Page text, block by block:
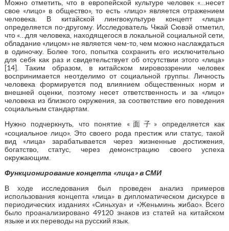
Можно отметить, что в европейской культуре человек «…несет
свое «лицо» в общество», то есть «лицо» является отражением
человека. В китайской лингвокультуре концепт «лица»
определяется по-другому. Исследователь Чжай Сювэй отметил,
что «…для человека, находящегося в локальной социальной сети,
обладание «лицом» не является чем-то, чем можно наслаждаться
в одиночку. Более того, попытка сохранить его исключительно
для себя как раз и свидетельствует об отсутствии этого «лица»
[14]. Таким образом, в китайском мировоззрении человек
воспринимается неотделимо от социальной группы. Личность
человека формируется под влиянием общественных норм и
внешней оценки, поэтому несет ответственность и за «лицо»
человека из близкого окружения, за соответствие его поведения
социальным стандартам.
Нужно подчеркнуть, что понятие «面子» определяется как
«социальное лицо». Это своего рода престиж или статус, такой
вид «лица» зарабатывается через жизненные достижения,
богатство, статус, через демонстрацию своего успеха
окружающим.
Функционирование концепта «лица» в СМИ
В ходе исследования был проведен анализ примеров
использования концепта «лица» в дипломатическом дискурсе в
периодических изданиях «Синьхуа» и «Женьминь жибао». Всего
было проанализировано 49120 знаков из статей на китайском
языке и их переводы на русский язык.